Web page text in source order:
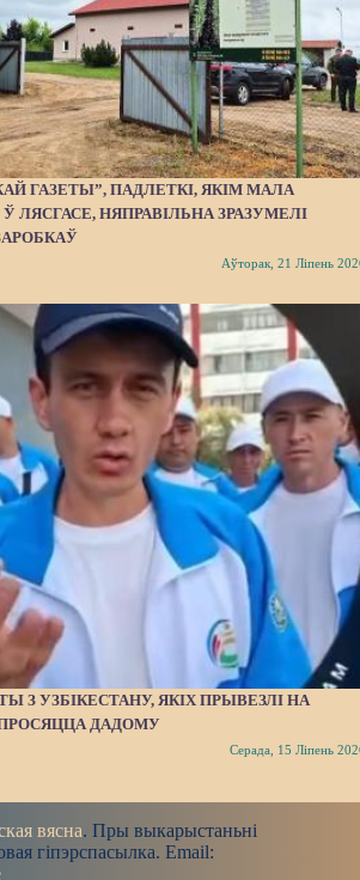
ГАЗЕТЫ”, ПАДЛЕТКІ, ЯКІМ МАЛА
ЛЯСГАСЕ, НЯПРАВІЛЬНА ЗРАЗУМЕЛІ
Аўторак, 21 Ліпень
З УЗБІКЕСТАНУ, ЯКІХ ПРЫВЕЗЛІ НА
ДАДОМУ
Серада, 15 Ліпень
вясна. Пры выкарыстаньні
гіпэрспасылка. Email: